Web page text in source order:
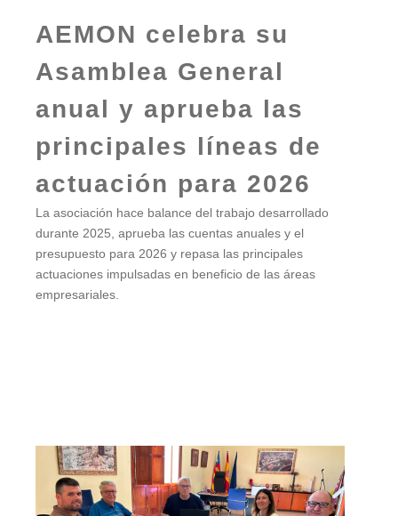
AEMON celebra su
Asamblea General
anual y aprueba las
principales líneas de
actuación para 2026
La asociación hace balance del trabajo desarrollado
durante 2025, aprueba las cuentas anuales y el
presupuesto para 2026 y repasa las principales
actuaciones impulsadas en beneficio de las áreas
empresariales.